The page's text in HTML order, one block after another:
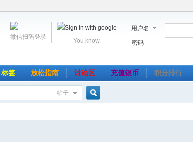
用户名
密码
You know.
微信扫码登录
标签 放松指南 讨论区 充值银币 积分排行
帖子